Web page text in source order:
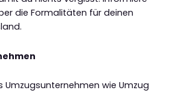
die Formalitäten für deinen
Umzugsunternehmen wie Umzug